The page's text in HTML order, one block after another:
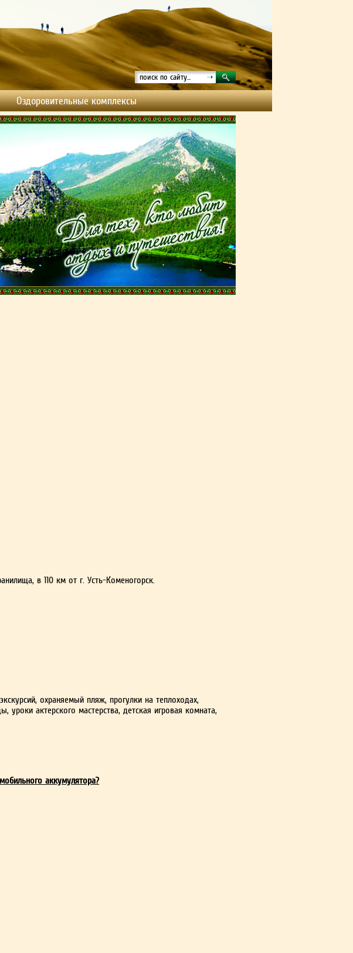
Оздоровительные комплексы
в 110 км от г. Усть-Коменогорск.
охраняемый пляж, прогулки на теплоходах,
уроки актерского мастерства, детская игровая комната,
аккумулятора?